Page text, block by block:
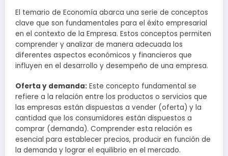
El temario de Economía abarca una serie de conceptos
clave que son fundamentales para el éxito empresarial
en el contexto de la Empresa. Estos conceptos permiten
comprender y analizar de manera adecuada los
diferentes aspectos económicos y financieros que
influyen en el desarrollo y desempeño de una empresa.
Oferta y demanda: Este concepto fundamental se
refiere a la relación entre los productos o servicios que
las empresas están dispuestas a vender (oferta) y la
cantidad que los consumidores están dispuestos a
comprar (demanda). Comprender esta relación es
esencial para establecer precios, producir en función de
la demanda y lograr el equilibrio en el mercado.